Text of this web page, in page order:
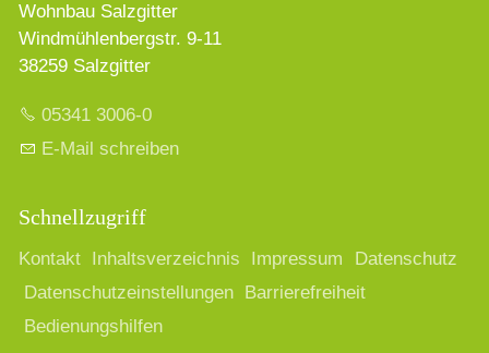
Wohnbau Salzgitter
Windmühlenbergstr. 9-11
38259 Salzgitter
05341 3006-0
E-Mail schreiben
Schnellzugriff
Kontakt Inhaltsverzeichnis Impressum
Datenschutz
Datenschutzeinstellungen
Barrierefreiheit
Bedienungshilfen